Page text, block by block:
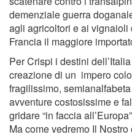
demenziale guerra
agli agricoltori e ai
Francia il maggiore
Per Crispi i destini
creazione di un impero
fragilissimo,
avventure costosissime e
gridare “in faccia
Ma come vedremo Il